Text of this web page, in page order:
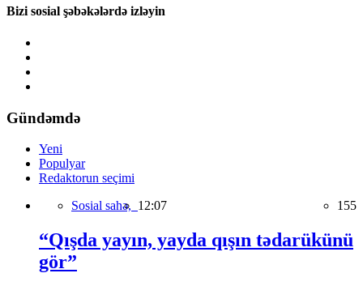
Bizi sosial şəbəkələrdə izləyin
Gündəmdə
Yeni
Populyar
Redaktorun seçimi
Sosial sahə, 12:07 155
“Qışda yayın, yayda qışın tədarükünü
gör”